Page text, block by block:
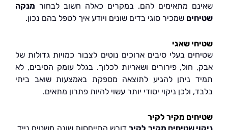
מתאימים להם. במקרים כאלה חשוב לבחורמנקה
שמכיר סוגי בדים שונים ויודע איך לטפל בהם נכון.
שאגי
בעלי סיבים ארוכים נוטים לצבור כמויות גדולות של
חול, פירורים ושאריות לכלוך. בגלל עומק הסיבים, לא
ניתן להגיע לתוצאה מספקת באמצעות שואב ביתי
ולכן ניקוי יסודי יותר עשוי להיות פתרון מתאים.
מקיר לקיר